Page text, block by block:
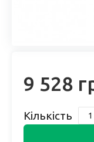
9 528
Кількість